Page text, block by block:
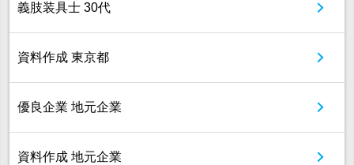
義肢装具士 30代
資料作成 東京都
優良企業 地元企業
資料作成 地元企業